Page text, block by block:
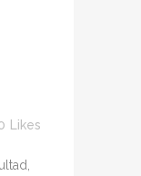
Likes